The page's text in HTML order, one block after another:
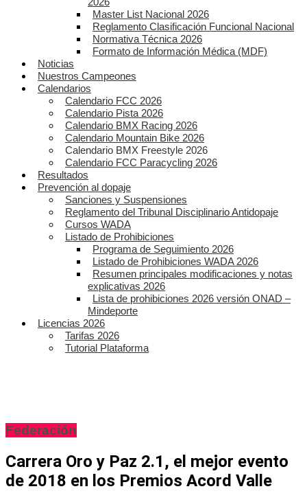
Master List Nacional 2026
Reglamento Clasificación Funcional Nacional
Normativa Técnica 2026
Formato de Información Médica (MDF)
Noticias
Nuestros Campeones
Calendarios
Calendario FCC 2026
Calendario Pista 2026
Calendario BMX Racing 2026
Calendario Mountain Bike 2026
Calendario BMX Freestyle 2026
Calendario FCC Paracycling 2026
Resultados
Prevención al dopaje
Sanciones y Suspensiones
Reglamento del Tribunal Disciplinario Antidopaje
Cursos WADA
Listado de Prohibiciones
Programa de Seguimiento 2026
Listado de Prohibiciones WADA 2026
Resumen principales modificaciones y notas
explicativas 2026
Lista de prohibiciones 2026 versión ONAD –
Mindeporte
Licencias 2026
Tarifas 2026
Tutorial Plataforma
Federación
Carrera Oro y Paz 2.1, el mejor evento
de 2018 en los Premios Acord Valle